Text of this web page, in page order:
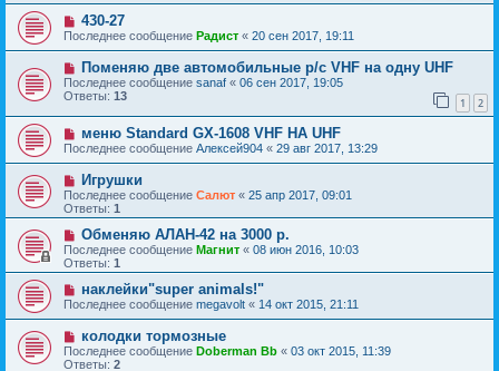
430-27
Последнее сообщение Радист « 20 сен 2017, 19:11
Поменяю две автомобильные р/с VHF на одну UHF
Последнее сообщение sanaf « 06 сен 2017, 19:05
Ответы: 13 1 2
меню Standard GX-1608 VHF HA UHF
Последнее сообщение Алексей904 « 29 авг 2017, 13:29
Игрушки
Последнее сообщение Салют « 25 апр 2017, 09:01
Ответы: 1
Обменяю АЛАН-42 на 3000 р.
Последнее сообщение Магнит « 08 июн 2016, 10:03
Ответы: 1
наклейки"super animals!"
Последнее сообщение megavolt « 14 окт 2015, 21:11
колодки тормозные
Последнее сообщение Doberman Bb « 03 окт 2015, 11:39
Ответы: 2